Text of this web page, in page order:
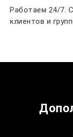
Работаем 24/7.
клиентов и